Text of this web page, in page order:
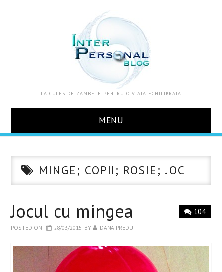
LA CULES DE ZAMBETE PENTRU O VIATA ECHILIBRATA
MENU
DESPRE MINE
WELLBEING
RETETE INCERCATE
MINGE; COPII; ROSIE; JOC
104
Jocul cu mingea
POSTED ON 28/03/2015 BY DANA PREDU